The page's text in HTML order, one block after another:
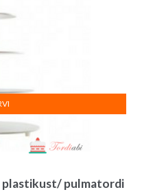
plastikust/ pulmatordi